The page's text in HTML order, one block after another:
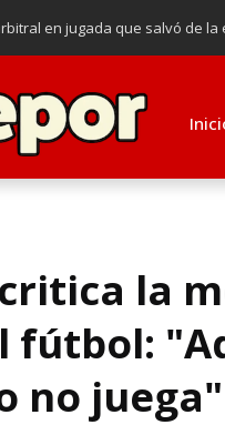
en jugada que salvó de la
de clasificar a octavos
Ancelotti como su nuevo
la
fútbol:
no juega"